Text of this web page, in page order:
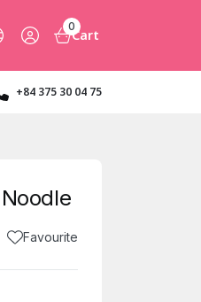
0
Cart
+84 375 30 04 75
Favourite